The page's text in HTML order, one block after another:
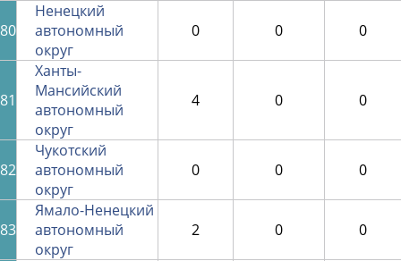
80
Ненецкий
автономный
округ
0 0 0
81
Ханты-
Мансийский
автономный
округ
4 0 0
82
Чукотский
автономный
округ
0 0 0
83
Ямало-Ненецкий
автономный
округ
2 0 0